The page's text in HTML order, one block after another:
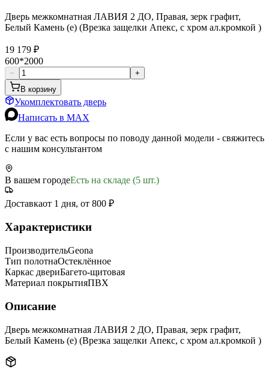
Дверь межкомнатная ЛАВИЯ 2 ДО, Правая, зерк графит,
Белый Камень (е) (Врезка защелки Апекс, с хром ал.кромкой )
19 179 ₽
600*2000
−
+
В корзину
Укомплектовать дверь
Написать в MAX
Если у вас есть вопросы по поводу данной модели - свяжитесь
с нашим консультантом
В вашем городеЕсть на складе (5 шт.)
Доставкаот 1 дня, от 800 ₽
Характеристики
ПроизводительGeona
Тип полотнаОстеклённое
Каркас двериБагето-щитовая
Материал покрытияПВХ
Описание
Дверь межкомнатная ЛАВИЯ 2 ДО, Правая, зерк графит,
Белый Камень (е) (Врезка защелки Апекс, с хром ал.кромкой )